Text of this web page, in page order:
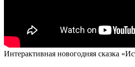
Интерактивная новогодняя сказка